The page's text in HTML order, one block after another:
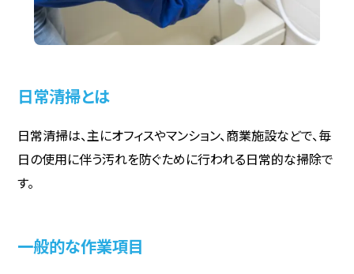
日常清掃とは
日常清掃は、主にオフィスやマンション、商業施設などで、毎
日の使用に伴う汚れを防ぐために行われる日常的な掃除で
す。
一般的な作業項目